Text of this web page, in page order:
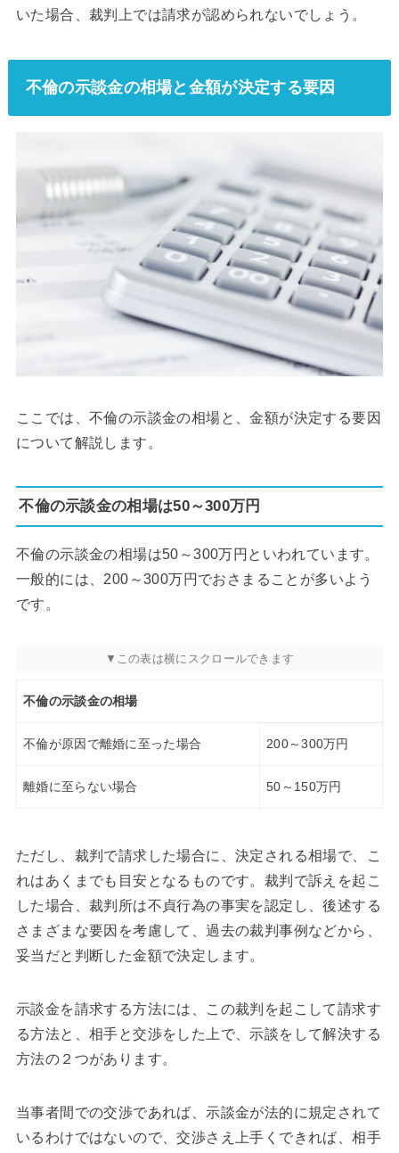
いた場合、裁判上では請求が認められないでしょう。
不倫の示談金の相場と金額が決定する要因
ここでは、不倫の示談金の相場と、金額が決定する要因
について解説します。
不倫の示談金の相場は50～300万円
不倫の示談金の相場は50～300万円といわれています。
一般的には、200～300万円でおさまることが多いよう
です。
不倫の示談金の相場
不倫が原因で離婚に至った場合 200～300万円
離婚に至らない場合 50～150万円
ただし、裁判で請求した場合に、決定される相場で、こ
れはあくまでも目安となるものです。裁判で訴えを起こ
した場合、裁判所は不貞行為の事実を認定し、後述する
さまざまな要因を考慮して、過去の裁判事例などから、
妥当だと判断した金額で決定します。
示談金を請求する方法には、この裁判を起こして請求す
る方法と、相手と交渉をした上で、示談をして解決する
方法の２つがあります。
当事者間での交渉であれば、示談金が法的に規定されて
いるわけではないので、交渉さえ上手くできれば、相手